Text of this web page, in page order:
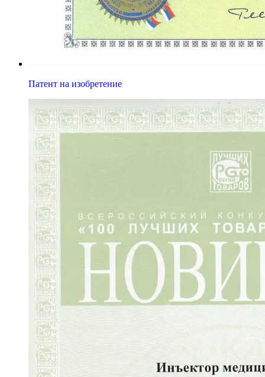
Патент на изобретение